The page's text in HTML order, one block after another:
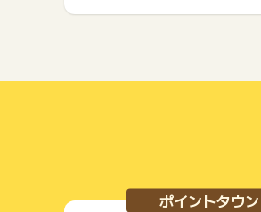
ポイントタウ